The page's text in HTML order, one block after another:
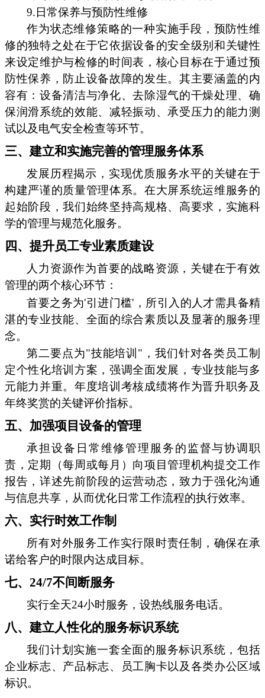
9.日常保养与预防性维修
作为状态维修策略的一种实施手段，预防性维
修的独特之处在于它依据设备的安全级别和关键性
来设定维护与检修的时间表，核心目标在于通过预
防性保养，防止设备故障的发生。其主要涵盖的内
容有：设备清洁与净化、去除湿气的干燥处理、确
保润滑系统的效能、减轻振动、承受压力的能力测
试以及电气安全检查等环节。
三、建立和实施完善的管理服务体系
发展历程揭示，实现优质服务水平的关键在于
构建严谨的质量管理体系。在大屏系统运维服务的
起始阶段，我们始终坚持高规格、高要求，实施科
学的管理与规范化服务。
四、提升员工专业素质建设
人力资源作为首要的战略资源，关键在于有效
管理的两个核心环节：
首要之务为'引进门槛'，所引入的人才需具备精
湛的专业技能、全面的综合素质以及显著的服务理
念。
第二要点为"技能培训"，我们针对各类员工制
定个性化培训方案，强调全面发展，专业技能与多
元能力并重。年度培训考核成绩将作为晋升职务及
年终奖赏的关键评价指标。
五、加强项目设备的管理
承担设备日常维修管理服务的监督与协调职
责，定期（每周或每月）向项目管理机构提交工作
报告，详述先前阶段的运营动态，致力于强化沟通
与信息共享，从而优化日常工作流程的执行效率。
六、实行时效工作制
所有对外服务工作实行限时责任制，确保在承
诺给客户的时限内达成目标。
七、24/7不间断服务
实行全天24小时服务，设热线服务电话。
八、建立人性化的服务标识系统
我们计划实施一套全面的服务标识系统，包括
企业标志、产品标志、员工胸卡以及各类办公区域
标识。